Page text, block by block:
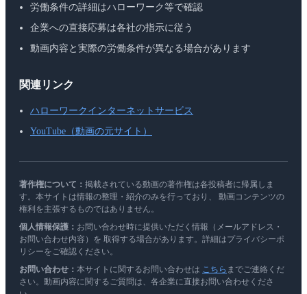
労働条件の詳細はハローワーク等で確認
企業への直接応募は各社の指示に従う
動画内容と実際の労働条件が異なる場合があります
関連リンク
ハローワークインターネットサービス
YouTube（動画の元サイト）
著作権について： 掲載されている動画の著作権は各投稿者に帰属しま
す。本サイトは情報の整理・紹介のみを行っており、 動画コンテンツの
権利を主張するものではありません。
個人情報保護： お問い合わせ時に提供いただく情報（メールアドレス・
お問い合わせ内容）を 取得する場合があります。詳細はプライバシーポ
リシーをご確認ください。
お問い合わせ： 本サイトに関するお問い合わせは こちら までご連絡くだ
さい。動画内容に関するご質問は、各企業に直接お問い合わせくださ